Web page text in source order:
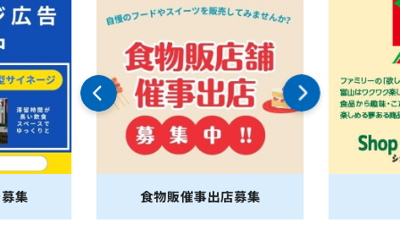
集 食物販催事出店募集